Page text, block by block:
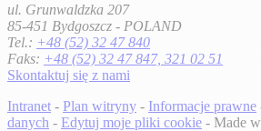
ul. Grunwaldzka 207
85-451 Bydgoszcz - POLAND
Tel.: +48 (52) 32 47 840
Faks: +48 (52) 32 47 847, 321 02 51
Skontaktuj się z nami
Intranet - Plan witryny - Informacje prawne
danych - Edytuj moje pliki cookie - Made